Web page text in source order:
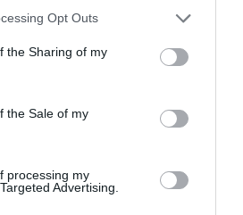
app uses one or more Google
usage behaviour. You may click to
Google and its third-party tags to
specified purposes in below Google
Opt Outs
the Sharing of my
the Sale of my
processing my
Advertising.
Τα υποχρεωτικά πεδία